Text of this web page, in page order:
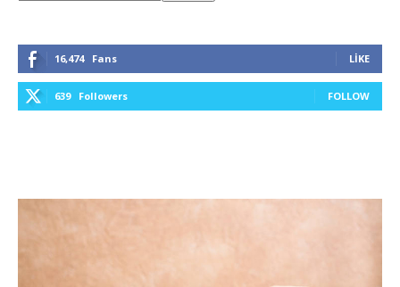
16,474 Fans LIKE
639 Followers FOLLOW